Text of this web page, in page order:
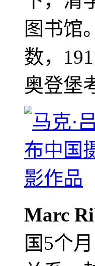
图书馆
数，
奥登堡
Marc
国5个